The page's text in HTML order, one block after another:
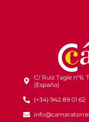
C/ Ruiz Tagle nº6.
(España)
(+34) 942 89 01 62